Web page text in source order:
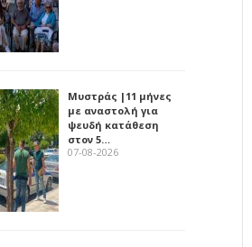
Μυστράς |11 μήνες
με αναστολή για
ψευδή κατάθεση
στον 5…
07-08-2026